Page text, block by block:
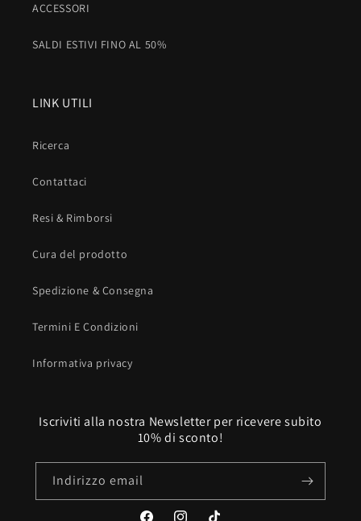
ACCESSORI
SALDI ESTIVI FINO AL 50%
LINK UTILI
Ricerca
Contattaci
Resi & Rimborsi
Cura del prodotto
Spedizione & Consegna
Termini E Condizioni
Informativa privacy
Iscriviti alla nostra Newsletter per ricevere subito
10% di sconto!
Indirizzo email